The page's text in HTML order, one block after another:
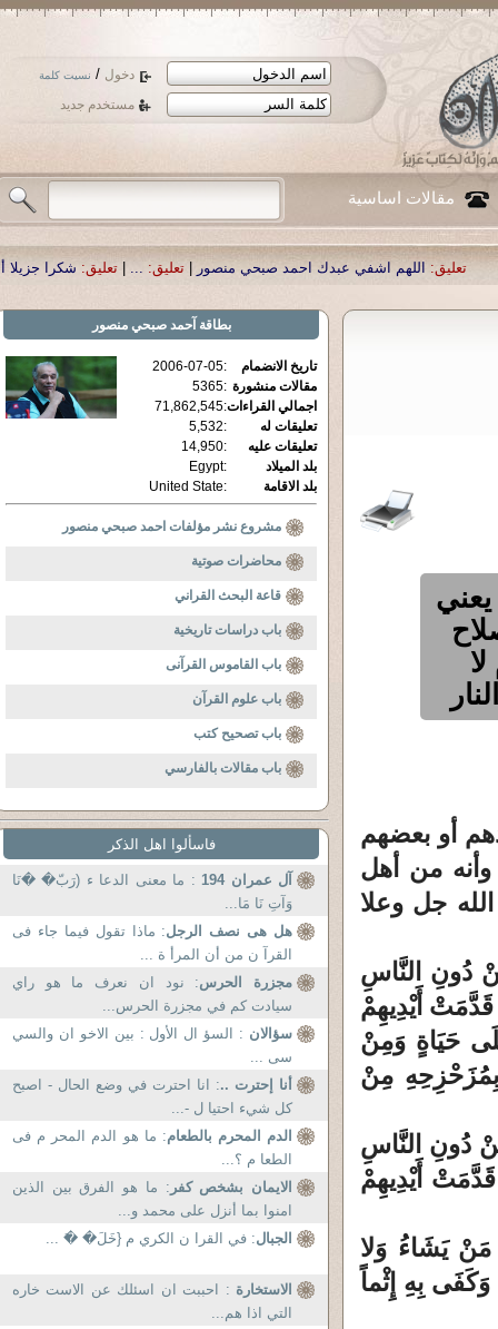
دخول / نسيت كلمة
مستخدم جديد
مقالات اساسية
اشفي عبدك احمد صبحي منصور|تعليق: ...
|تعليق: شكرا جزيلا أستاذ حمد
أو بعضهم
وأنه من أهل
جل وعلا
دُونِ النَّاسِ
أَبَداً بِمَا قَدَّمَتْ أَيْدِيهِمْ
عَلَى حَيَاةٍ وَمِنْ
مِنْ
مِنْ دُونِ النَّاسِ
أَبَداً بِمَا قَدَّمَتْ أَيْدِيهِمْ
مَنْ يَشَاءُ وَلا
وَكَفَى بِهِ إِثْماً
بطاقة آحمد صبحي منصور
تاريخ الانضمام :
2006-07-05
مقالات منشورة :
5365
اجمالي القراءات:
71,862,545
تعليقات له
:
5,532
تعليقات عليه
:
14,950
بلد الميلاد
:
Egypt
بلد الاقامة
:
United State
مشروع نشر مؤلفات احمد صبحي منصور
محاضرات صوتية
قاعة البحث القراني
باب دراسات تاريخية
باب القاموس القرآنى
باب علوم القرآن
باب تصحيح كتب
باب مقالات بالفارسي
فاسألوا اهل الذكر
آل عمران 194
: ما معنى الدعا ء (رَبّ� �نَا
وَآتِ نَا مَا...
هل هى نصف الرجل: ماذا تقول فيما جاء فى
القرآ ن من أن المرأ ة ...
مجزرة الحرس: نود ان نعرف ما هو راي
سيادت كم في مجزرة الحرس...
سؤالان : السؤ ال الأول : بين الاخو ان والسي
سى ...
أنا إحترت ..: انا احترت في وضع الحال - اصبح
كل شيء احتيا ل -...
الدم المحرم بالطعام: ما هو الدم المحر م فى
الطعا م ؟...
الايمان بشخص كفر : ما هو الفرق بين الذين
امنوا بما أنزل على محمد و...
الجبال: في القرا ن الكري م {خَلَ� �َ ...
الاستخارة : احببت ان اسئلك عن الاست خاره
التي اذا هم...